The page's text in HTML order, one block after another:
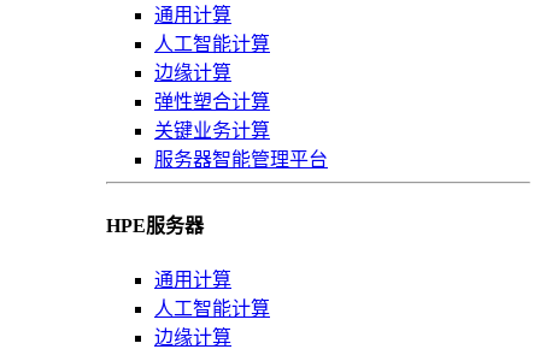
通用计算
人工智能计算
边缘计算
弹性塑合计算
关键业务计算
服务器智能管理平台
HPE服务器
通用计算
人工智能计算
边缘计算